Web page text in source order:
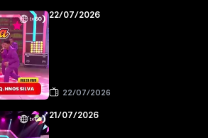
22/07/2026
22/07/2026
21/07/2026